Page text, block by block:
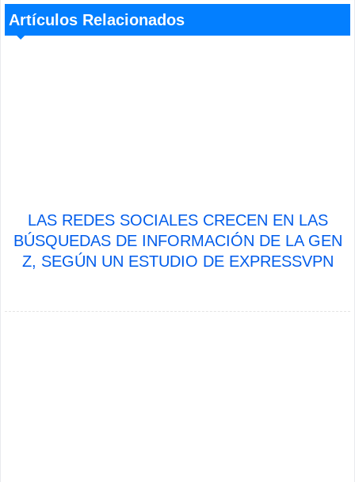
Artículos Relacionados
LAS REDES SOCIALES CRECEN EN LAS
BÚSQUEDAS DE INFORMACIÓN DE LA GEN
Z, SEGÚN UN ESTUDIO DE EXPRESSVPN